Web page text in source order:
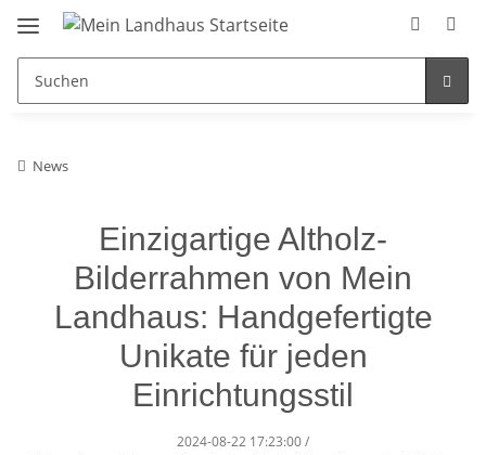
News
Einzigartige Altholz-
Bilderrahmen von Mein
Landhaus: Handgefertigte
Unikate für jeden
Einrichtungsstil
2024-08-22 17:23:00/